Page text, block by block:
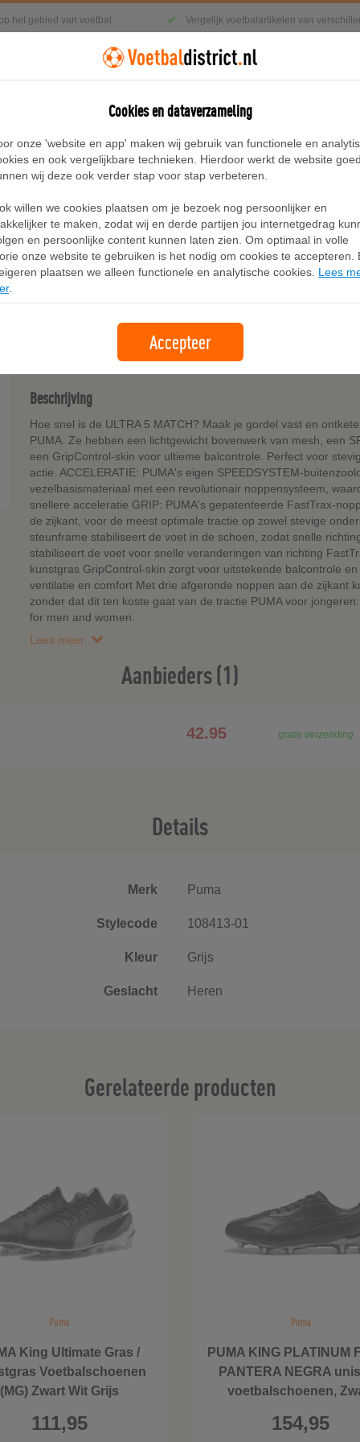
het gebied van voetbal Vergelijk voetbalartikelen van
FG/AG voetbalschoenen, Grijs/Wit
PUMA ULTRA 5 MATCH FOREVER
Merk:Puma
42,95
Bekijk bij PUMA
Beschrijving
Hoe snel is de ULTRA 5 MATCH? Maak je gordel vast en
PUMA. Ze hebben een lichtgewicht bovenwerk van mesh, een
een GripControl-skin voor ultieme balcontrole. Perfect voor
actie. ACCELERATIE: PUMA's eigen SPEEDSYSTEM-
vezelbasismateriaal met een revolutionair noppensysteem,
snellere acceleratie GRIP: PUMA's gepatenteerde FastTrax-
de zijkant, voor de meest optimale tractie op zowel stevige
steunframe stabiliseert de voet in de schoen, zodat snelle
stabiliseert de voet voor snelle veranderingen van richting
kunstgras GripControl-skin zorgt voor uitstekende balcontrole
ventilatie en comfort Met drie afgeronde noppen aan de zijkant
zonder dat dit ten koste gaat van de tractie PUMA voor
for men and women.
Lees meer
Aanbieders (1)
42.95 gratis verzending
Details
Merk Puma
Stylecode 108413-01
Kleur Grijs
Geslacht Heren
Gerelateerde producten
Puma
King Ultimate Gras /
Voetbalschoenen
(MG) Zwart Wit Grijs
111,95
Puma
PUMA KING PLATINUM
PANTERA NEGRA
voetbalschoenen,
154,95
Cookies en dataverzameling
onze 'website en app' maken wij gebruik van functionele en
en ook vergelijkbare technieken. Hierdoor werkt de website
wij deze ook verder stap voor stap verbeteren.
willen we cookies plaatsen om je bezoek nog persoonlijker en
te maken, zodat wij en derde partijen jou internetgedrag
en persoonlijke content kunnen laten zien. Om optimaal in volle
onze website te gebruiken is het nodig om cookies te accepteren.
plaatsen we alleen functionele en analytische cookies. Lees
.
Accepteer